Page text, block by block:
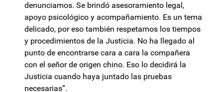
denunciamos. Se brindó asesoramiento legal,
apoyo psicológico y acompañamiento. Es un tema
delicado, por eso también respetamos los tiempos
y procedimientos de la Justicia. No ha llegado al
punto de encontrarse cara a cara la compañera
con el señor de origen chino. Eso lo decidirá la
Justicia cuando haya juntado las pruebas
necesarias”.